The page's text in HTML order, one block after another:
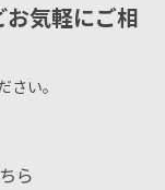
気軽にご相
さい。
ら